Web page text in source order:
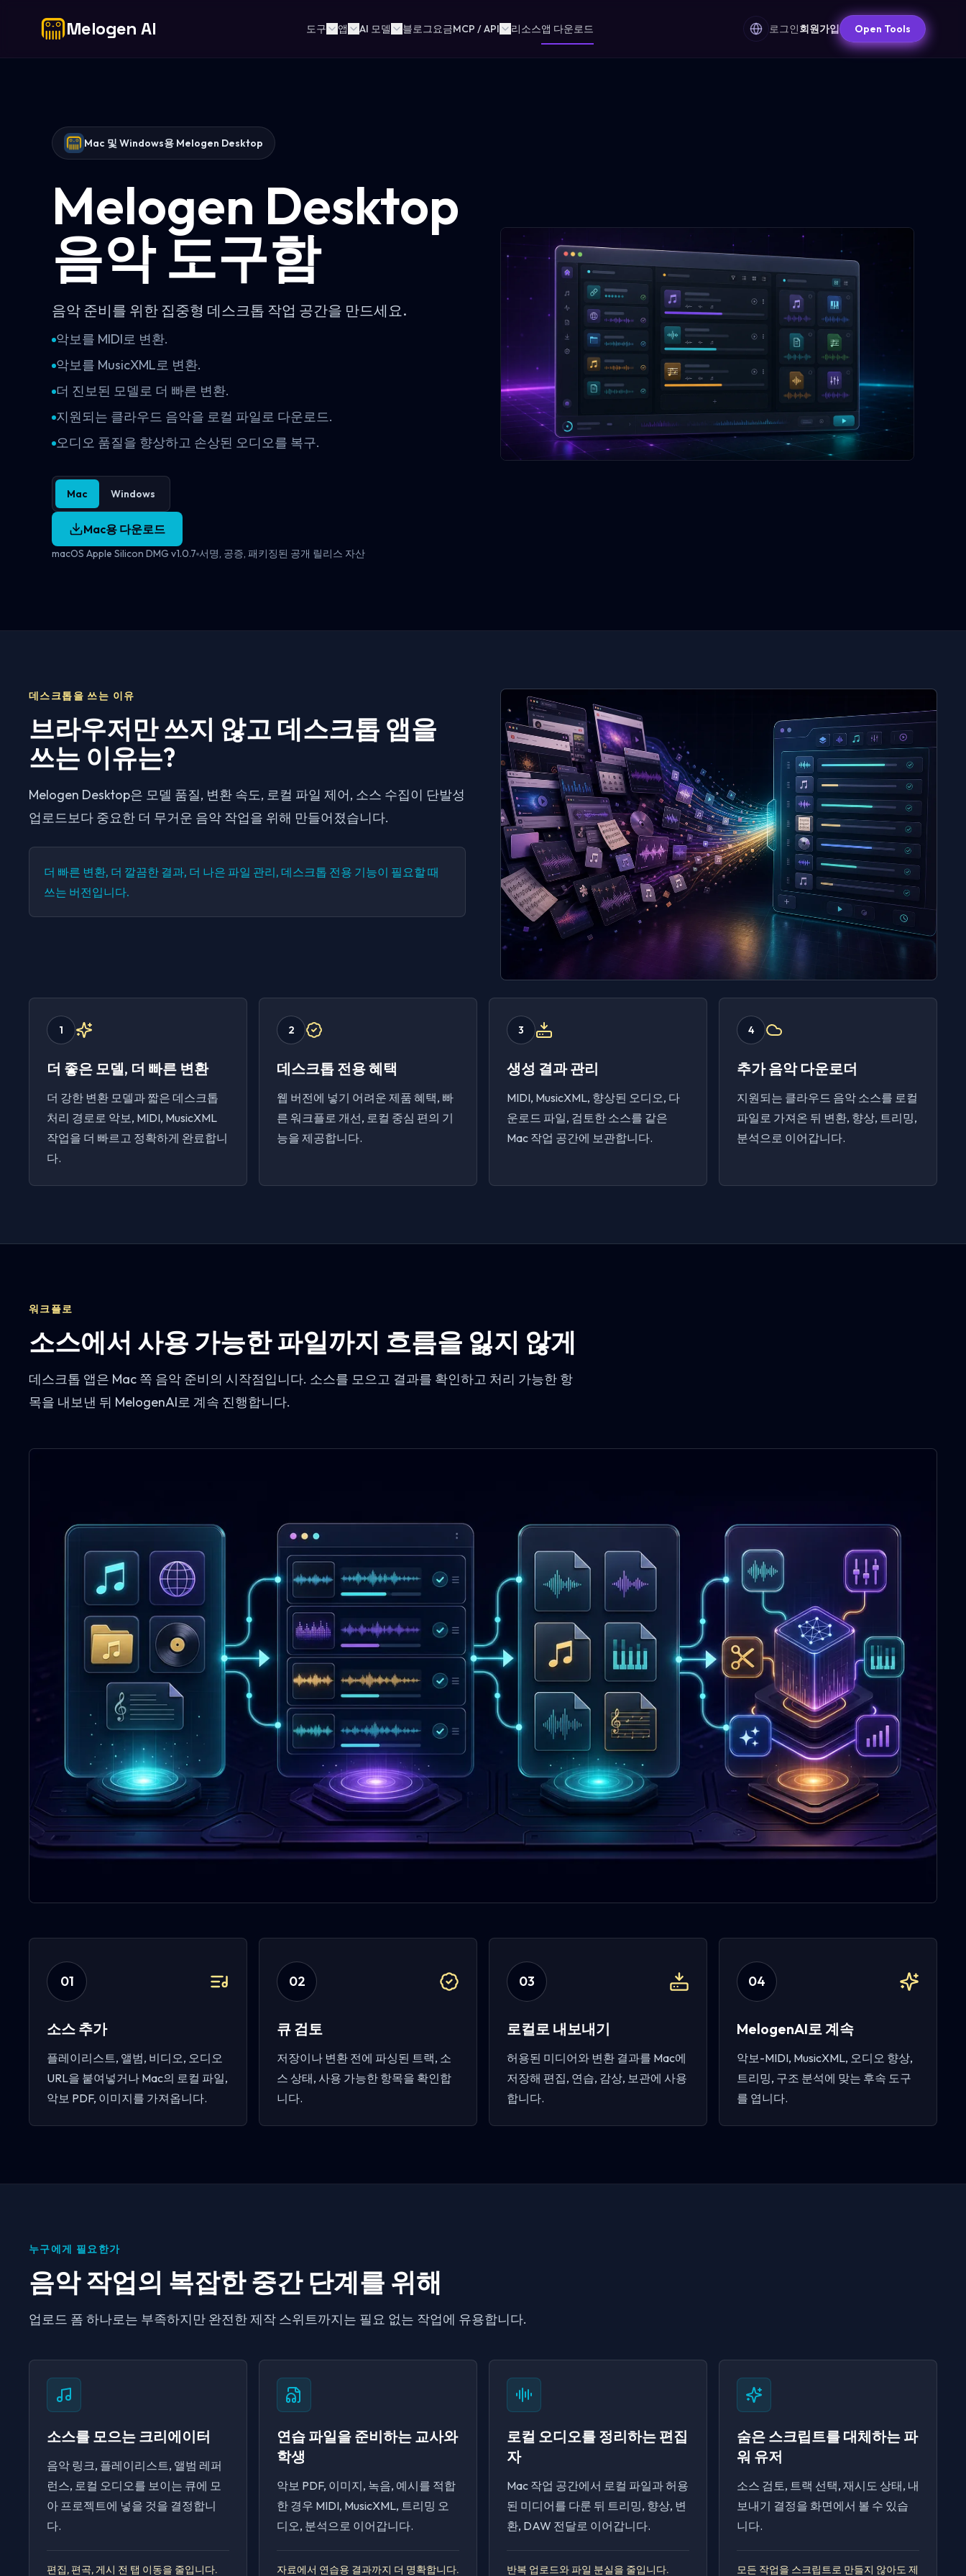
Melogen AI 도구 앱 AI 모델 블로그요금MCP / API 리소스앱 다운로드 로그인회원가입 Open Tools
Mac 및 Windows용 Melogen Desktop
Melogen Desktop
음악 도구함
음악 준비를 위한 집중형 데스크톱 작업 공간을 만드세요.
악보를 MIDI로 변환.
악보를 MusicXML로 변환.
더 진보된 모델로 더 빠른 변환.
지원되는 클라우드 음악을 로컬 파일로 다운로드.
오디오 품질을 향상하고 손상된 오디오를 복구.
Mac Windows
Mac용 다운로드
macOS Apple Silicon DMG v1.0.7 서명, 공증, 패키징된 공개 릴리스 자산
데스크톱을 쓰는 이유
브라우저만 쓰지 않고 데스크톱 앱을
쓰는 이유는?
Melogen Desktop은 모델 품질, 변환 속도, 로컬 파일 제어, 소스 수집이 단발성
업로드보다 중요한 더 무거운 음악 작업을 위해 만들어졌습니다.
더 빠른 변환, 더 깔끔한 결과, 더 나은 파일 관리, 데스크톱 전용 기능이 필요할 때
쓰는 버전입니다.
1
더 좋은 모델, 더 빠른 변환
더 강한 변환 모델과 짧은 데스크톱
처리 경로로 악보, MIDI, MusicXML
작업을 더 빠르고 정확하게 완료합니
다.
2
데스크톱 전용 혜택
웹 버전에 넣기 어려운 제품 혜택, 빠
른 워크플로 개선, 로컬 중심 편의 기
능을 제공합니다.
3
생성 결과 관리
MIDI, MusicXML, 향상된 오디오, 다
운로드 파일, 검토한 소스를 같은
Mac 작업 공간에 보관합니다.
4
추가 음악 다운로더
지원되는 클라우드 음악 소스를 로컬
파일로 가져온 뒤 변환, 향상, 트리밍,
분석으로 이어갑니다.
워크플로
소스에서 사용 가능한 파일까지 흐름을 잃지 않게
데스크톱 앱은 Mac 쪽 음악 준비의 시작점입니다. 소스를 모으고 결과를 확인하고 처리 가능한 항
목을 내보낸 뒤 MelogenAI로 계속 진행합니다.
01
소스 추가
플레이리스트, 앨범, 비디오, 오디오
URL을 붙여넣거나 Mac의 로컬 파일,
악보 PDF, 이미지를 가져옵니다.
02
큐 검토
저장이나 변환 전에 파싱된 트랙, 소
스 상태, 사용 가능한 항목을 확인합
니다.
03
로컬로 내보내기
허용된 미디어와 변환 결과를 Mac에
저장해 편집, 연습, 감상, 보관에 사용
합니다.
04
MelogenAI로 계속
악보-MIDI, MusicXML, 오디오 향상,
트리밍, 구조 분석에 맞는 후속 도구
를 엽니다.
누구에게 필요한가
음악 작업의 복잡한 중간 단계를 위해
업로드 폼 하나로는 부족하지만 완전한 제작 스위트까지는 필요 없는 작업에 유용합니다.
소스를 모으는 크리에이터
음악 링크, 플레이리스트, 앨범 레퍼
런스, 로컬 오디오를 보이는 큐에 모
아 프로젝트에 넣을 것을 결정합니
다.
편집, 편곡, 게시 전 탭 이동을 줄입니다.
연습 파일을 준비하는 교사와
학생
악보 PDF, 이미지, 녹음, 예시를 적합
한 경우 MIDI, MusicXML, 트리밍 오
디오, 분석으로 이어갑니다.
자료에서 연습용 결과까지 더 명확합니다.
로컬 오디오를 정리하는 편집
자
Mac 작업 공간에서 로컬 파일과 허용
된 미디어를 다룬 뒤 트리밍, 향상, 변
환, DAW 전달로 이어갑니다.
반복 업로드와 파일 분실을 줄입니다.
숨은 스크립트를 대체하는 파
워 유저
소스 검토, 트랙 선택, 재시도 상태, 내
보내기 결정을 화면에서 볼 수 있습
니다.
모든 작업을 스크립트로 만들지 않아도 제